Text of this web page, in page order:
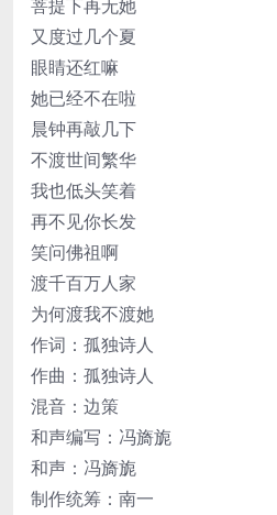
菩提下再无她
又度过几个夏
眼睛还红嘛
她已经不在啦
晨钟再敲几下
不渡世间繁华
我也低头笑着
再不见你长发
笑问佛祖啊
渡千百万人家
为何渡我不渡她
作词：孤独诗人
作曲：孤独诗人
混音：边策
和声编写：冯旖旎
和声：冯旖旎
制作统筹：南一